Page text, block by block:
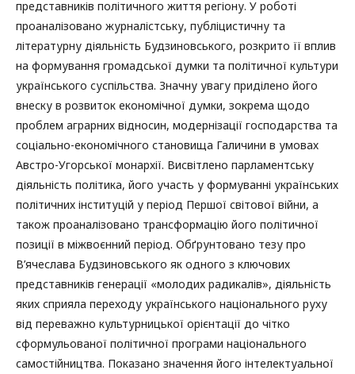
представників політичного життя регіону. У роботі
проаналізовано журналістську, публіцистичну та
літературну діяльність Будзиновського, розкрито її вплив
на формування громадської думки та політичної культури
українського суспільства. Значну увагу приділено його
внеску в розвиток економічної думки, зокрема щодо
проблем аграрних відносин, модернізації господарства та
соціально-економічного становища Галичини в умовах
Австро-Угорської монархії. Висвітлено парламентську
діяльність політика, його участь у формуванні українських
політичних інституцій у період Першої світової війни, а
також проаналізовано трансформацію його політичної
позиції в міжвоєнний період. Обґрунтовано тезу про
В’ячеслава Будзиновського як одного з ключових
представників генерації «молодих радикалів», діяльність
яких сприяла переходу українського національного руху
від переважно культурницької орієнтації до чітко
сформульованої політичної програми національного
самостійництва. Показано значення його інтелектуальної